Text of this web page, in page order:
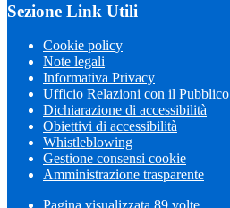
Sezione Link Utili
Cookie policy
Note legali
Informativa Privacy
Ufficio Relazioni con il Pubblico
Dichiarazione di accessibilità
Obiettivi di accessibilità
Whistleblowing
Gestione consensi cookie
Amministrazione trasparente